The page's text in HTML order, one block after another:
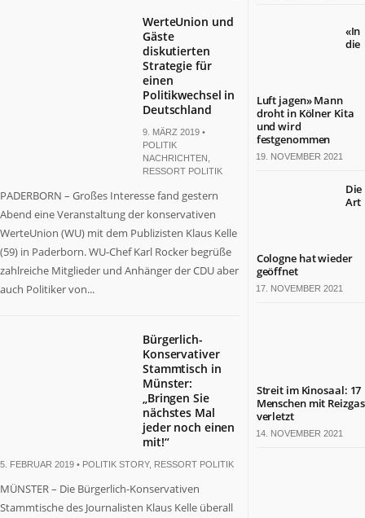
WerteUnion und
Gäste
diskutierten
Strategie für
einen
Politikwechsel in
Deutschland
9. MÄRZ 2019 •
POLITIK
NACHRICHTEN
RESSORT POLITIK
PADERBORN – Großes Interesse fand gestern
Abend eine Veranstaltung der konservativen
WerteUnion (WU) mit dem Publizisten Klaus Kelle
(59) in Paderborn. WU-Chef Karl Rocker begrüße
zahlreiche Mitglieder und Anhänger der CDU aber
auch Politiker von...
Bürgerlich-
Konservativer
Stammtisch in
Münster:
„Bringen Sie
nächstes Mal
jeder noch einen
mit!“
5. FEBRUAR 2019 • POLITIK STORY, RESSORT POLITIK
MÜNSTER – Die Bürgerlich-Konservativen
Stammtische des Journalisten Klaus Kelle überall
«In
die
Luft jagen» Mann
droht in Kölner Kita
und wird
festgenommen
19. NOVEMBER 2021
Die
Art
Cologne hat wieder
geöffnet
17. NOVEMBER 2021
Streit im Kinosaal: 17
Menschen mit Reizgas
verletzt
14. NOVEMBER 2021